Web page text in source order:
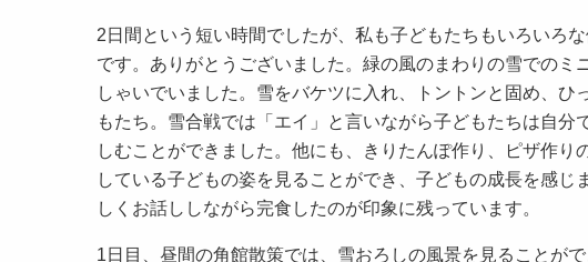
2日間という短い時間でしたが、私も子どもたちもいろいろ
です。ありがとうございました。緑の風のまわりの雪での
しゃいでいました。雪をバケツに入れ、トントンと固め、
もたち。雪合戦では「エイ」と言いながら子どもたちは自
しむことができました。他にも、きりたんぽ作り、ピザ作
している子どもの姿を見ることができ、子どもの成長を感
しくお話ししながら完食したのが印象に残っています。
1日目、昼間の角館散策では、雪おろしの風景を見ることが